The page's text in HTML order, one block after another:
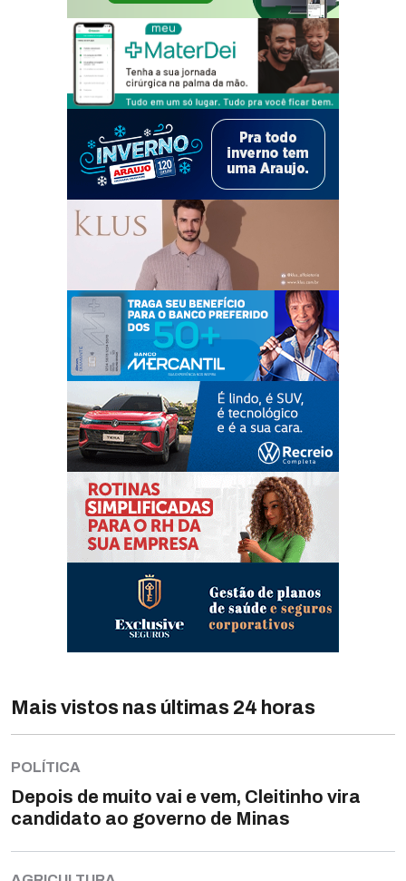
Mais vistos nas últimas 24 horas
POLÍTICA
Depois de muito vai e vem, Cleitinho vira
candidato ao governo de Minas